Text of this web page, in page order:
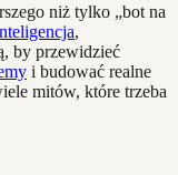
niż tylko „bot na
,
by przewidzieć
i budować realne
mitów, które trzeba